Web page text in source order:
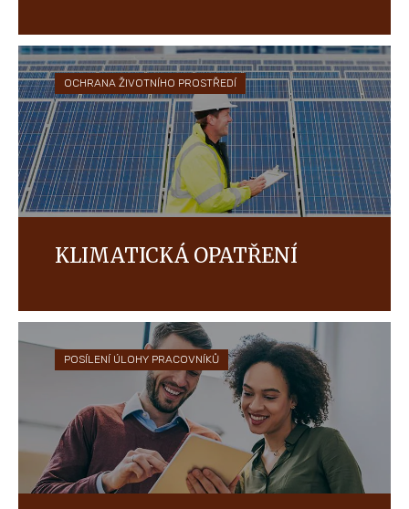
komunitám a chránit lidi a životní prostředí.
OCHRANA ŽIVOTNÍHO PROSTŘEDÍ
KLIMATICKÁ OPATŘENÍ
energeticky úspornějším provozem v našich
dodavatelských řetězcích po celém světě.
POSÍLENÍ ÚLOHY PRACOVNÍKŮ